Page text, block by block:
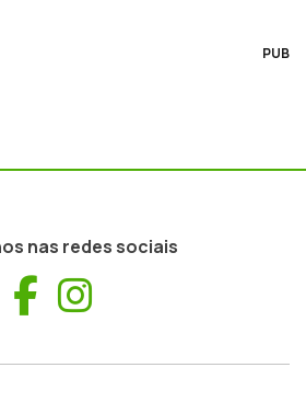
PUB
nas redes sociais
Facebook